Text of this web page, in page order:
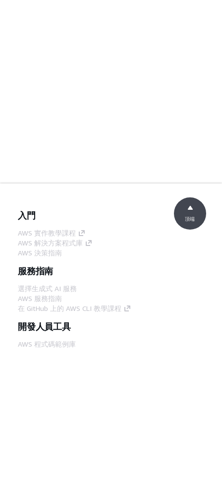
入門
AWS 實作教學課程
AWS 解決方案程式庫
AWS 決策指南
服務指南
選擇生成式 AI 服務
AWS 服務指南
在 GitHub 上的 AWS CLI 教學課程
開發人員工具
AWS 程式碼範例庫
頂端